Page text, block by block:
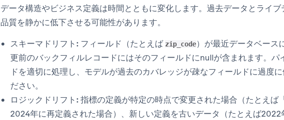
データ構造やビジネス定義は時間とともに変化します。過去データとライ
品質を静かに低下させる可能性があります。
スキーマドリフト: フィールド（たとえば zip_code）が最近データベース
更前のバックフィルレコードにはそのフィールドにnullが含まれます。パ
ドを適切に処理し、モデルが過去のカバレッジが疎なフィールドに過度
ださい。
ロジックドリフト: 指標の定義が特定の時点で変更された場合（たとえば
2024年に再定義された場合）、新しい定義を古いデータ（たとえば